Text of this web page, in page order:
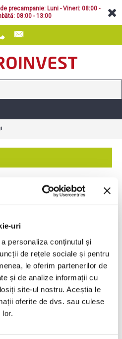
uri
personaliza conținutul și
de rețele sociale și pentru
le oferim partenerilor de
și de analize informații cu
site-ul nostru. Aceștia le
oferite de dvs. sau culese
precampanie: Luni - Vineri: 08:00 -
08:00 - 13:00